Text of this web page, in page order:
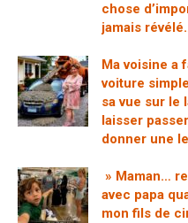
chose
jamais
Ma voisine a
voiture
sa vue sur le
laisser
donner une
» Maman…
avec papa
mon fils de